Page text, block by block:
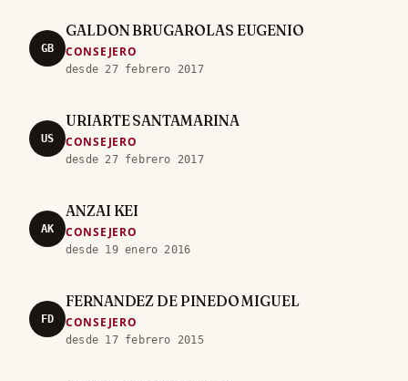
GB
GALDON BRUGAROLAS EUGENIO
CONSEJERO
desde 27 febrero 2017
US
URIARTE SANTAMARINA
CONSEJERO
desde 27 febrero 2017
AK
ANZAI KEI
CONSEJERO
desde 19 enero 2016
FD
FERNANDEZ DE PINEDO MIGUEL
CONSEJERO
desde 17 febrero 2015